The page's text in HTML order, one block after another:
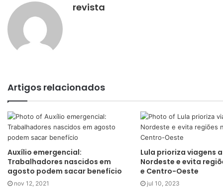
revista
Artigos relacionados
Auxílio emergencial:
Trabalhadores nascidos em
agosto podem sacar benefício
nov 12, 2021
Lula prioriza viagens
Nordeste e evita
e Centro-Oeste
jul 10, 2023